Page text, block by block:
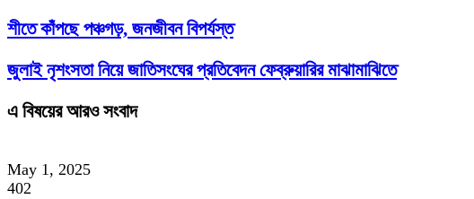
শীতে কাঁপছে পঞ্চগড়, জনজীবন বিপর্যস্ত
জুলাই নৃশংসতা নিয়ে জাতিসংঘের প্রতিবেদন ফেব্রুয়ারির মাঝামাঝিতে
এ বিষয়ের আরও সংবাদ
May 1, 2025
402